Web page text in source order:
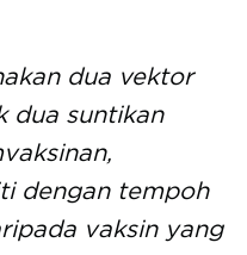
dua vektor
dua suntikan
dengan tempoh
vaksin yang